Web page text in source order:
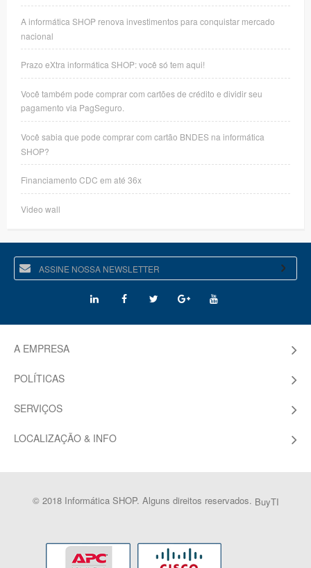
A informática SHOP renova investimentos para conquistar mercado
nacional
Prazo eXtra informática SHOP: você só tem aqui!
Você também pode comprar com cartões de crédito e dividir seu
pagamento via PagSeguro.
Você sabia que pode comprar com cartão BNDES na informática
SHOP?
Financiamento CDC em até 36x
Video wall
A EMPRESA
POLÍTICAS
SERVIÇOS
LOCALIZAÇÃO & INFO
© 2018 Informática SHOP. Alguns direitos reservados. BuyTI